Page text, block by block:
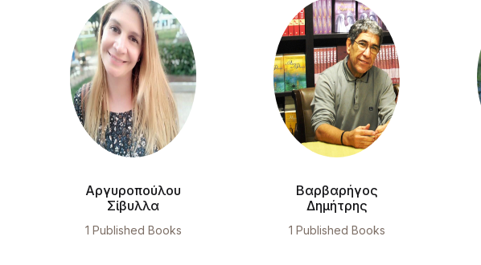
Αργυροπούλου
Σίβυλλα
1 Published Books
Βαρβαρήγος
Δημήτρης
1 Published Books